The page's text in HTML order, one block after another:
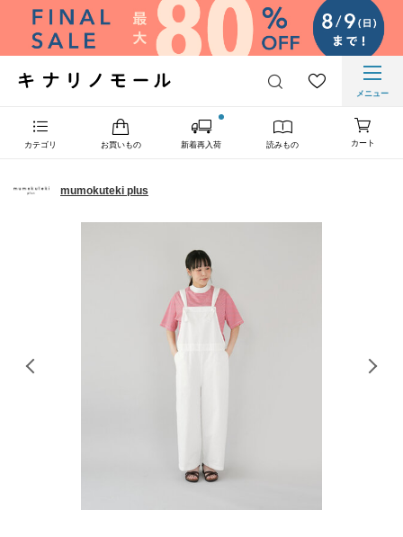
メニュー
カテゴリ お買いもの 新着再入荷 読みもの カート
mumokuteki plus